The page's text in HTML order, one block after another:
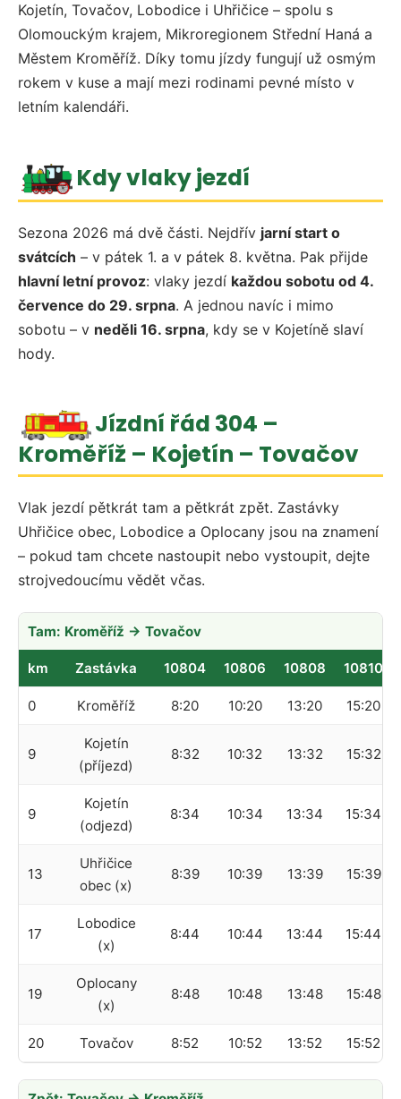
Kojetín, Tovačov, Lobodice i Uhřičice – spolu s
Olomouckým krajem, Mikroregionem Střední Haná a
Městem Kroměříž. Díky tomu jízdy fungují už osmým
rokem v kuse a mají mezi rodinami pevné místo v
letním kalendáři.
Kdy vlaky jezdí
Sezona 2026 má dvě části. Nejdřív jarní start o
svátcích – v pátek 1. a v pátek 8. května. Pak přijde
hlavní letní provoz: vlaky jezdí každou sobotu od 4.
července do 29. srpna. A jednou navíc i mimo
sobotu – v neděli 16. srpna, kdy se v Kojetíně slaví
hody.
Jízdní řád 304 –
Kroměříž – Kojetín – Tovačov
Vlak jezdí pětkrát tam a pětkrát zpět. Zastávky
Uhřičice obec, Lobodice a Oplocany jsou na znamení
– pokud tam chcete nastoupit nebo vystoupit, dejte
strojvedoucímu vědět včas.
Tam: Kroměříž → Tovačov
km Zastávka 10804 10806 10808 10810
0 Kroměříž 8:20 10:20 13:20 15:20
9
Kojetín
(příjezd)
8:32 10:32 13:32 15:32
9
Kojetín
(odjezd)
8:34 10:34 13:34 15:34
13
Uhřičice
obec (x)
8:39 10:39 13:39 15:39
17
Lobodice
(x)
8:44 10:44 13:44 15:44
19
Oplocany
(x)
8:48 10:48 13:48 15:48
20 Tovačov 8:52 10:52 13:52 15:52